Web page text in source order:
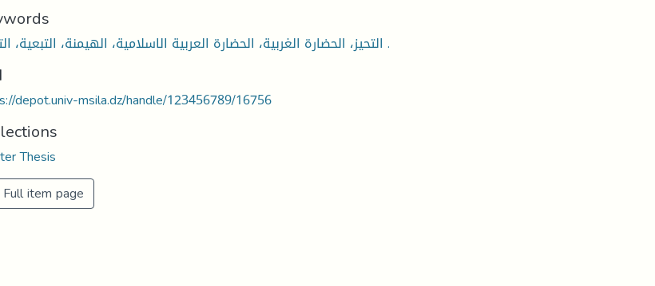
التحيز، الحضارة الغربية، الحضارة العربية الاسلامية، الهيمنة، التبعية، التجاوز .
depot.univ-msila.dz/handle/123456789/16756
Thesis
Full item page